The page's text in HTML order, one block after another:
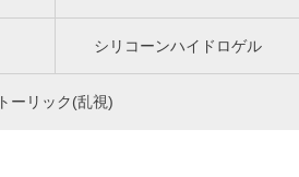
シリコーンハイドロゲル
トーリック(乱視)